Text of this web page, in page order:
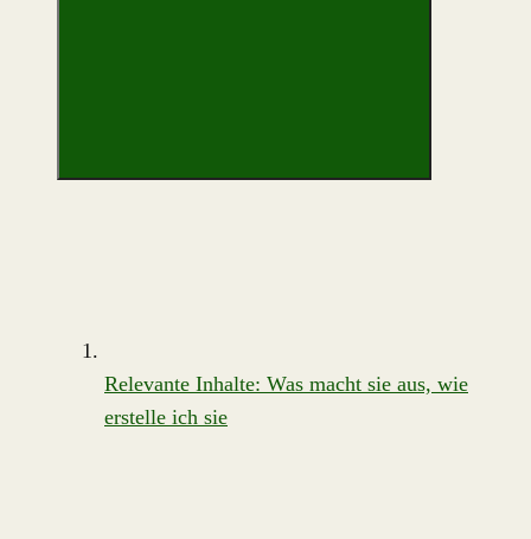
Relevante Inhalte: Was macht sie aus, wie
erstelle ich sie